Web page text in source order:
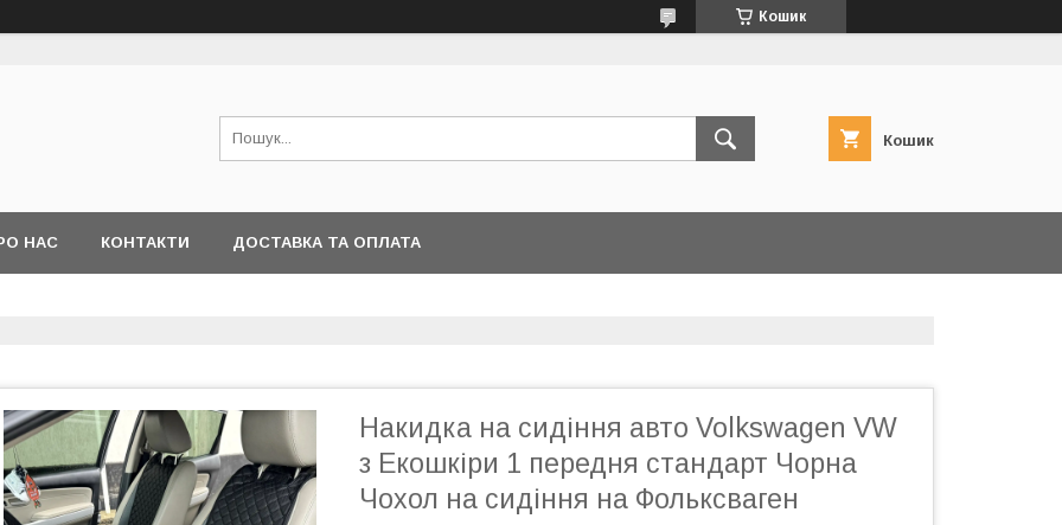
Кошик
Кошик
НАС КОНТАКТИ ДОСТАВКА ТА ОПЛАТА
Накидка на сидіння авто Volkswagen VW
з Екошкіри 1 передня стандарт Чорна
Чохол на сидіння на Фольксваген